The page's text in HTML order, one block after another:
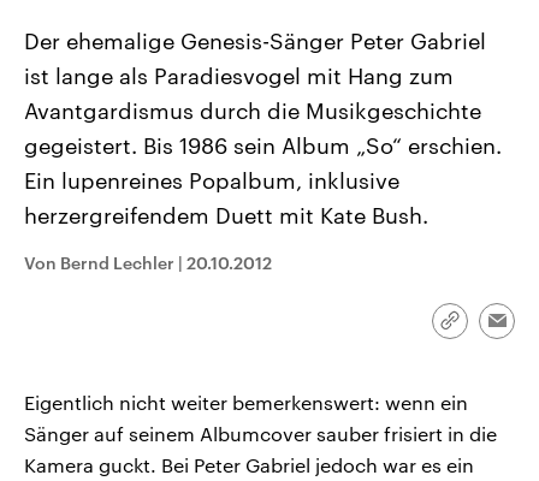
USA
Hintergründe
Wirtschaftlich und militärisch
gehören die Vereinigten Staaten zu
mit großem Einfluss auf das
Nahostkonflikt
Der Überfall der
Terrororganisation Hamas
Oktober 2023 auf Israel
Libanon vom Iran
Audio-Archiv
Der ehemalige Genesis-Sänger Peter Gabriel
ist lange als Paradiesvogel mit Hang zum
Avantgardismus durch die Musikgeschichte
gegeistert. Bis 1986 sein Album „So“ erschien.
Ein lupenreines Popalbum, inklusive
herzergreifendem Duett mit Kate Bush.
Von Bernd Lechler | 20.10.2012
Link
Eigentlich nicht weiter bemerkenswert: wenn ein
Sänger auf seinem Albumcover sauber frisiert in die
Kamera guckt. Bei Peter Gabriel jedoch war es ein